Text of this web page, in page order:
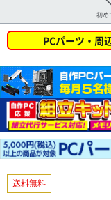
初め
PCパーツ・周
送料無料